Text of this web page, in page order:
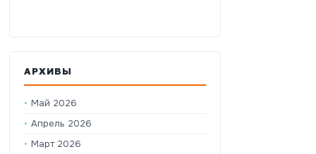
АРХИВЫ
Май 2026
Апрель 2026
Март 2026